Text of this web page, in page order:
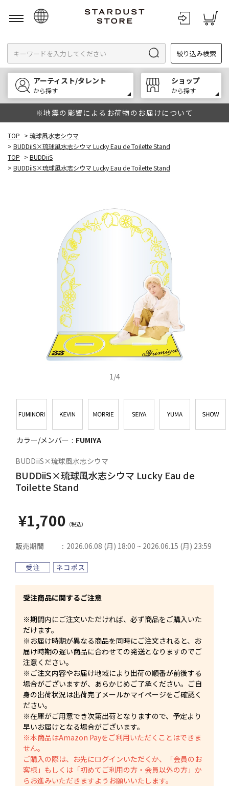
English
한국어
中文
絞り込み検索
アーティスト/タレント
から探す
ショップ
から探す
※地震の影響によるお荷物のお届けについて
TOP > 琉球風水志シウマ
> BUDDiiS×琉球風水志シウマ Lucky Eau de Toilette Stand
TOP > BUDDiiS
> BUDDiiS×琉球風水志シウマ Lucky Eau de Toilette Stand
1/4
カラー/メンバー FUMIYA
BUDDiiS×琉球風水志シウマ
BUDDiiS×琉球風水志シウマ Lucky Eau de
Toilette Stand
¥1,700
販売期間 2026.06.08 (月) 18:00 ~ 2026.06.15 (月) 23:59
受注商品に関するご注意
※期間内にご注文いただければ、必ず商品をご購入いた
だけます。
※お届け時期が異なる商品を同時にご注文されると、お
届け時期の遅い商品に合わせての発送となりますのでご
注意ください。
※ご注文内容やお届け地域により出荷の順番が前後する
場合がございますが、あらかじめご了承ください。ご自
身の出荷状況は出荷完了メールかマイページをご確認く
ださい。
※在庫がご用意でき次第出荷となりますので、予定より
早いお届けとなる場合がございます。
※本商品はAmazon Payをご利用いただくことはできま
せん。
ご購入の際は、お先にログインいただくか、「会員のお
客様」もしくは「初めてご利用の方・会員以外の方」か
らお進みいただきますようお願いいたします。